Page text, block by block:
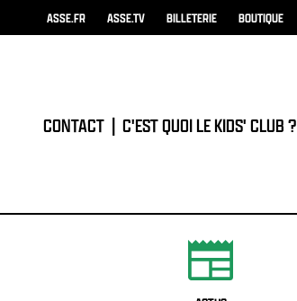
ASSE.FR ASSE.TV BILLETERIE BOUTIQUE
CONTACT | C'EST QUOI LE KIDS' CLUB ?